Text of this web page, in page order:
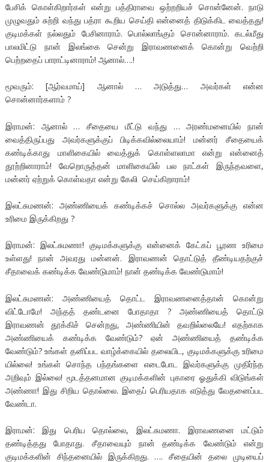
பேசிக் கொள்கிறார்கள் என்று பத்திராவை ஒற்றறியச் சொன்னேன். நாடு
முழுவதும் சுற்றி வந்து பத்ரா கூறிய செய்தி என்னைத் திடுக்கிட வைத்தது!
குடிமக்கள் நல்லதும் பேசினாராம். பொல்லாங்கும் சொன்னாராம். கடல்மீது
பாலமிட்டு நான் இலங்கை சென்று இராவணனைக் கொன்று வெற்றி
பெற்றதைப் பாராட்டினாராம்! ஆனால்….!
மூவரும்: [ஆர்வமாய்] ஆனால் … அடுத்து… அவர்கள் என்ன
சொன்னார்களாம் ?
இராமன்: ஆனால் … சீதையை மீட்டு வந்து … அரண்மனையில் நான்
வைத்திருப்பது அவர்களுக்குப் பிடிக்கவில்லையாம்! மன்னர் சீதையைக்
கண்டிக்காது மாளிகையில் வைத்துக் கொள்ளலாமா என்று என்னைத்
தூற்றினாராம்! வேறொருத்தன் மாளிகையில் பல நாட்கள் இருந்தவளை,
மன்னர் ஏற்றுக் கொள்வதா என்று கேலி செய்கிறாராம்!
இலட்சுமணன்: அண்ணியைக் கண்டிக்கச் சொல்ல அவர்களுக்கு என்ன
உரிமை இருக்கிறது ?
இராமன்: இலட்சுமணா! குடிமக்களுக்கு என்னைக் கேட்கப் பூரண உரிமை
உள்ளது! நான் அவரது மன்னன். இராவணன் தொட்டுத் தீண்டியதற்குச்
சீதாவைக் கண்டிக்க வேண்டுமாம்! நான் தண்டிக்க வேண்டுமாம்!
இலட்சுமணன்: அண்ணியைத் தொட்ட இராவணனைத்தான் கொன்று
விட்டோமே! அந்தத் தண்டனை போதாதா ? அண்ணியைத் தொட்டு
இராவணன் தூக்கிச் சென்றது, அண்ணியின் தவறில்லையே! எதற்காக
அண்ணியைக் கண்டிக்க வேண்டும்? ஏன் அண்ணியைத் தண்டிக்க
வேண்டும்? உங்கள் தனிப்பட வாழ்க்கையில் தலையிட, குடிமக்களுக்கு உரிமை
யில்லை! உங்கள் சொந்த பந்தங்களை எடைபோட இவர்களுக்கு முதிர்ந்த
அறிவும் இல்லை! மூடத்தனமான குடிமக்களின் புகாரை ஓதுக்கி விடுங்கள்
அண்ணா! இது சிறிய தொல்லை. இதைப் பெரியதாக எடுத்து வேதனைப்பட
வேண்டா.
இராமன்: இது பெரிய தொல்லை, இலட்சுமணா. இராவணனை மட்டும்
தண்டித்தது போதாது. சீதாவையும் நான் தண்டிக்க வேண்டும் என்று
குடிமக்களின் சிந்தனையில் இருக்கிறது. …. சீதையின் தலை முடியைப்